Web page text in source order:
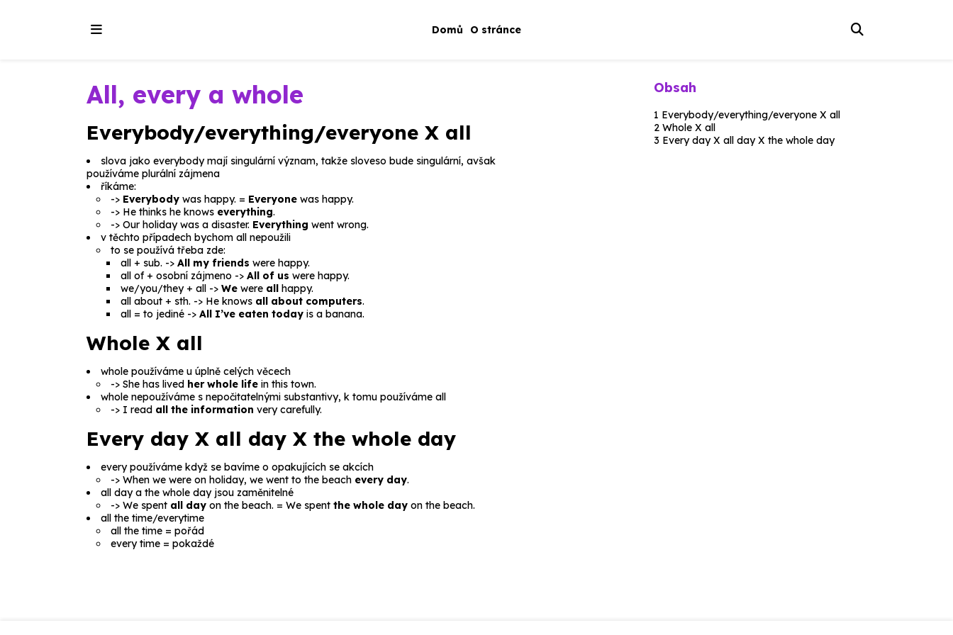
Domů O stránce
All, every a whole
Everybody/everything/everyone X all
slova jako everybodymají singulární význam, takže sloveso bude singulární, avšak
používáme plurální zájmena
říkáme:
-> Everybody was happy. = Everyone was happy.
-> He thinks he knows everything.
-> Our holiday was a disaster. Everything went wrong.
v těchto případech bychom all nepoužili
to se používá třeba zde:
all + sub. -> All my friends were happy.
all of+ osobní zájmeno -> All of us were happy.
we/you/they+ all -> We were all happy.
all about + sth. -> He knows all about computers.
all = to jediné -> All I’ve eaten today is a banana.
Whole X all
whole používáme u úplně celých věcech
-> She has lived her whole life in this town.
whole nepoužíváme s nepočitatelnými substantivy, k tomu používáme all
-> I read all the information very carefully.
Every day X all day X the whole day
everypoužíváme když se bavíme o opakujících se akcích
-> When we were on holiday, we went to the beach every day.
all daya the whole dayjsou zaměnitelné
-> We spent all day on the beach. = We spent the whole day on the beach.
all the time/everytime
all the time = pořád
every time = pokaždé
Obsah
Everybody/everything/everyone X all
Whole X all
Every dayX all dayX the whole day